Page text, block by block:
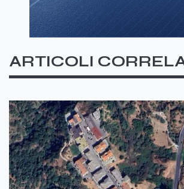
ARTICOLI